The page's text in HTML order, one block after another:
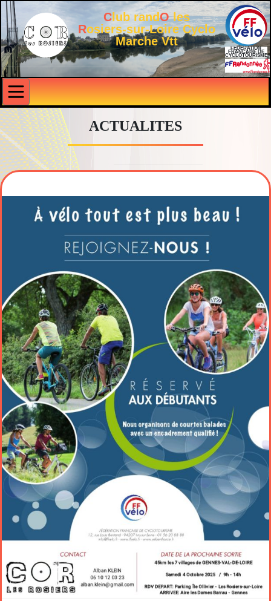
Club randOles
Rosiers-sur-Loire Cyclo
Marche Vtt
FÉDÉRATION
FRANÇAISE DE
CYCLOTOURISME
ACTUALITES